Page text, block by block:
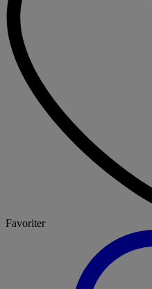
Favoriter